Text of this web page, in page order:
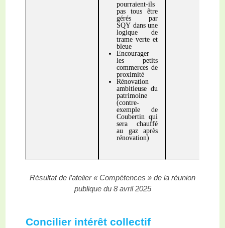
pourraient-ils
pas tous être
gérés par
SQY dans une
logique de
trame verte et
bleue
Encourager
les petits
commerces de
proximité
Rénovation
ambitieuse du
patrimoine
(contre-
exemple de
Coubertin qui
sera chauffé
au gaz après
rénovation)
Résultat de l’atelier « Compétences » de la réunion
publique du 8 avril 2025
Concilier intérêt collectif